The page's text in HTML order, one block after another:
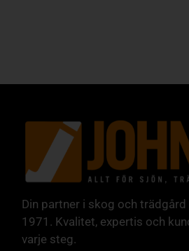
Din partner i skog och trädgård
1971. Kvalitet, expertis och
varje steg.